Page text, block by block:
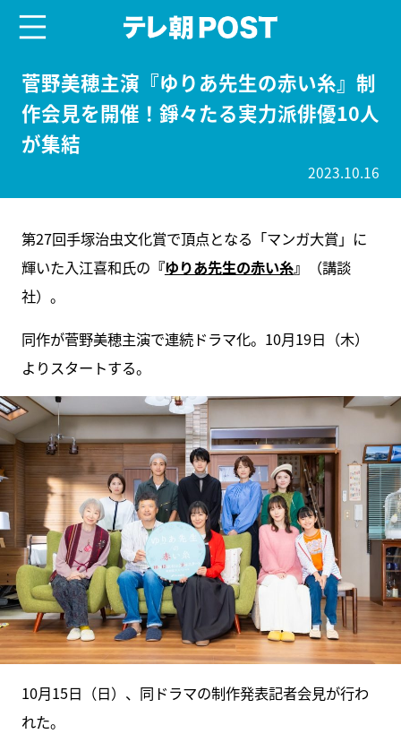
菅野美穂主演『ゆりあ先生の赤い糸』制
作会見を開催！錚々たる実力派俳優10人
が集結
2023.10.16
第27回手塚治虫文化賞で頂点となる「マンガ大賞」に
輝いた入江喜和氏の 『ゆりあ先生の赤い糸』
（講談
社）。
同作が菅野美穂主演で連続ドラマ化。10月19日（木）
よりスタートする。
10月15日（日）、同ドラマの制作発表記者会見が行わ
れた。